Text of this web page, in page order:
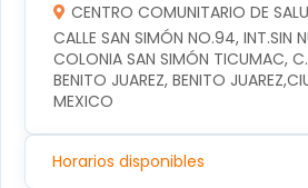
CENTRO COMUNITARIO DE
CALLE SAN SIMÓN NO.94, INT.SIN
COLONIA SAN SIMÓN TICUMAC,
BENITO JUAREZ, BENITO
MEXICO
Horarios disponibles